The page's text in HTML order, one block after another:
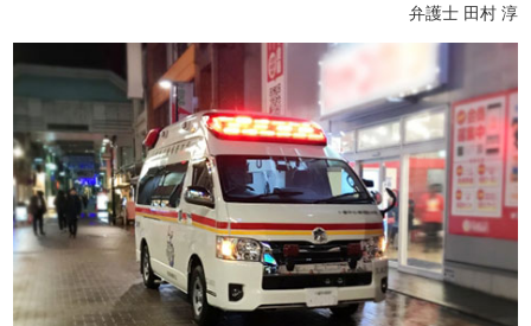
弁護士 田村 淳